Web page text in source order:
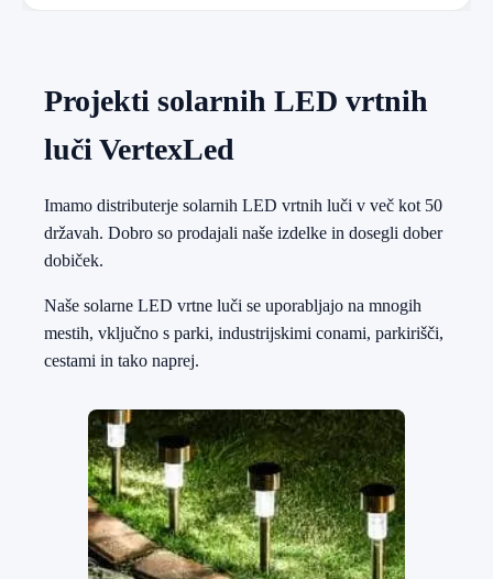
Projekti solarnih LED vrtnih
luči VertexLed
Imamo distributerje solarnih LED vrtnih luči v več kot 50
državah. Dobro so prodajali naše izdelke in dosegli dober
dobiček.
Naše solarne LED vrtne luči se uporabljajo na mnogih
mestih, vključno s parki, industrijskimi conami, parkirišči,
cestami in tako naprej.